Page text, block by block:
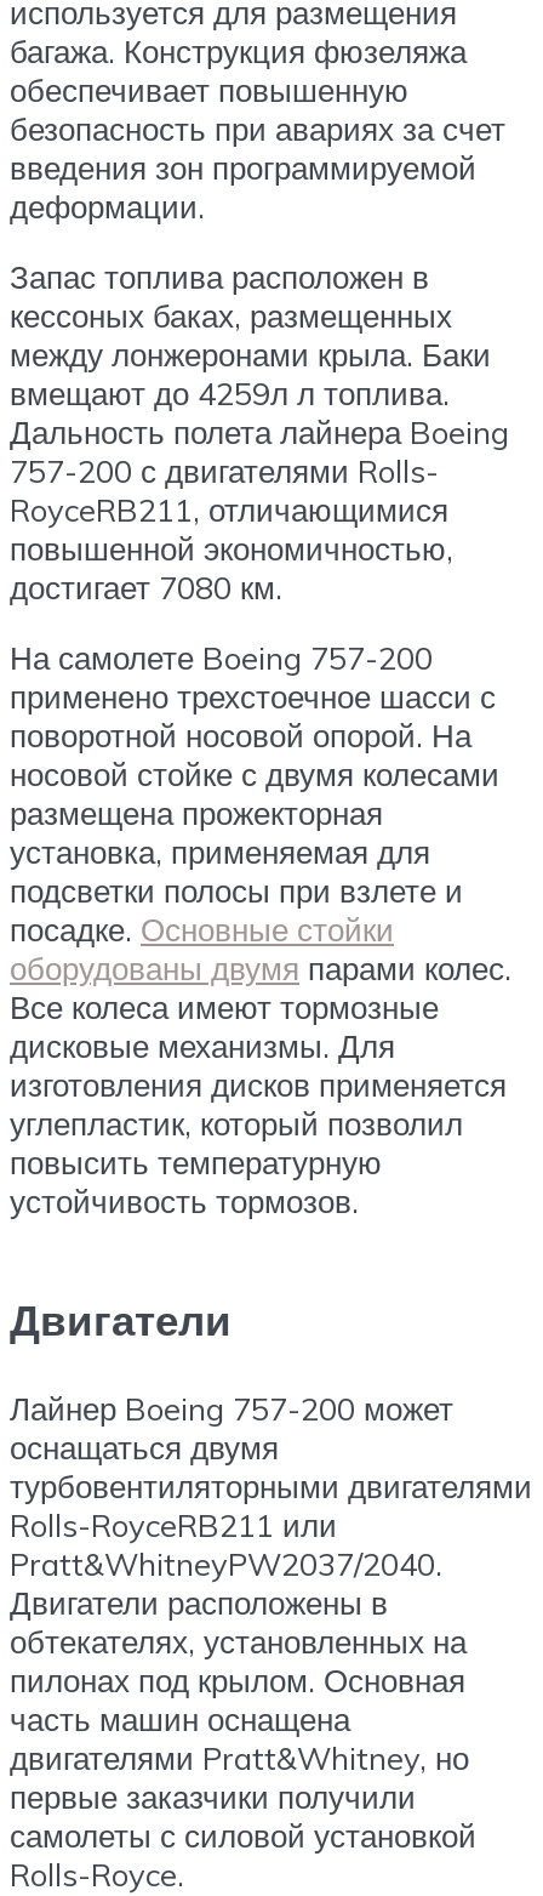
используется для размещения
багажа. Конструкция фюзеляжа
обеспечивает повышенную
безопасность при авариях за счет
введения зон программируемой
деформации.
Запас топлива расположен в
кессоных баках, размещенных
между лонжеронами крыла. Баки
вмещают до 4259л л топлива.
Дальность полета лайнера Boeing
757-200 с двигателями Rolls-
RoyceRB211, отличающимися
повышенной экономичностью,
достигает 7080 км.
На самолете Boeing 757-200
применено трехстоечное шасси с
поворотной носовой опорой. На
носовой стойке с двумя колесами
размещена прожекторная
установка, применяемая для
подсветки полосы при взлете и
посадке. Основные стойки
оборудованы двумя парами колес.
Все колеса имеют тормозные
дисковые механизмы. Для
изготовления дисков применяется
углепластик, который позволил
повысить температурную
устойчивость тормозов.
Двигатели
Лайнер Boeing 757-200 может
оснащаться двумя
турбовентиляторными двигателями
Rolls-RoyceRB211 или
Pratt&WhitneyPW2037/2040.
Двигатели расположены в
обтекателях, установленных на
пилонах под крылом. Основная
часть машин оснащена
двигателями Pratt&Whitney, но
первые заказчики получили
самолеты с силовой установкой
Rolls-Royce.